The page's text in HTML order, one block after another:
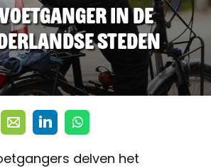
in de
steden
delven het